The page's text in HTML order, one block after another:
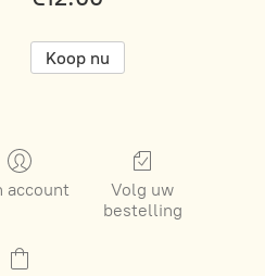
Koop nu
account
Volg uw
bestelling